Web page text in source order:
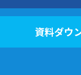
資料ダウ